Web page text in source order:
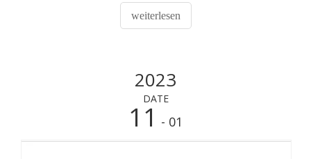
vor unbefugtem Zugriff geschützt sind. Eine Möglichkeit,
die Sicherheit der finanziellen Zahlung zu verbessern,
weiterlesen
2023
DATE
11 - 01